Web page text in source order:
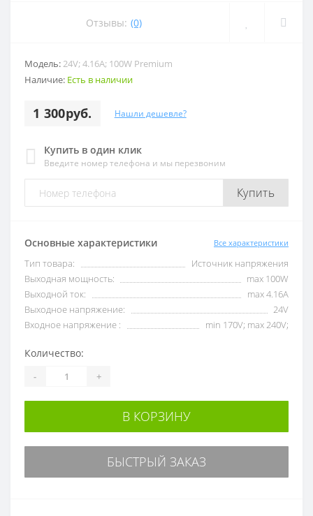
Отзывы: (0)
Модель:24V; 4.16A; 100W Premium
Наличие: Есть в наличии
1 300руб. Нашли дешевле?
Купить в один клик
Введите номер телефона и мы перезвоним
Купить
Основные характеристики Все характеристики
Тип товара:
Источник напряжения
Выходная мощность:
max 100W
Выходной ток:
max 4.16А
Выходное напряжение:
24V
Входное напряжение :
min 170V; max 240V;
Количество:
- +
В КОРЗИНУ
БЫСТРЫЙ ЗАКАЗ